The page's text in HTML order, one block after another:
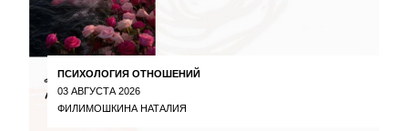
ПСИХОЛОГИЯ ОТНОШЕНИЙ
03 АВГУСТА 2026
ФИЛИМОШКИНА НАТАЛИЯ